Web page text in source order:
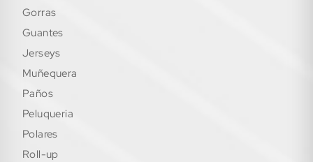
gorras
guantes
jerseys
muñequera
paños
peluqueria
polares
roll-up